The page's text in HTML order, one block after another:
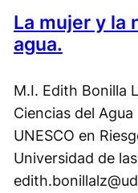
La mujer y la
agua.
M.I. Edith Bonilla
Ciencias del
UNESCO en
Universidad de